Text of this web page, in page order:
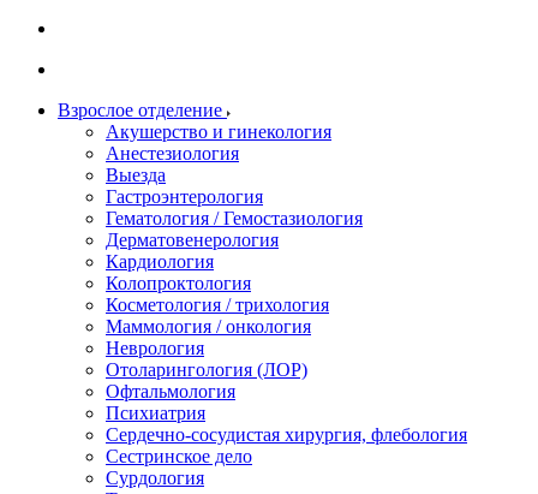
Взрослое отделение
Акушерство и гинекология
Анестезиология
Выезда
Гастроэнтерология
Гематология / Гемостазиология
Дерматовенерология
Кардиология
Колопроктология
Косметология / трихология
Маммология / онкология
Неврология
Отоларингология (ЛОР)
Офтальмология
Психиатрия
Сердечно-сосудистая хирургия, флебология
Сестринское дело
Сурдология